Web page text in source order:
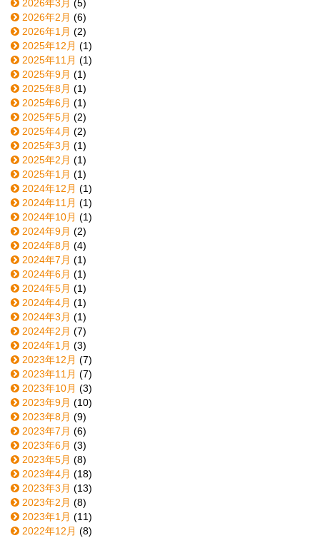
2026年3月 (5)
2026年2月 (6)
2026年1月 (2)
2025年12月 (1)
2025年11月 (1)
2025年9月 (1)
2025年8月 (1)
2025年6月 (1)
2025年5月 (2)
2025年4月 (2)
2025年3月 (1)
2025年2月 (1)
2025年1月 (1)
2024年12月 (1)
2024年11月 (1)
2024年10月 (1)
2024年9月 (2)
2024年8月 (4)
2024年7月 (1)
2024年6月 (1)
2024年5月 (1)
2024年4月 (1)
2024年3月 (1)
2024年2月 (7)
2024年1月 (3)
2023年12月 (7)
2023年11月 (7)
2023年10月 (3)
2023年9月 (10)
2023年8月 (9)
2023年7月 (6)
2023年6月 (3)
2023年5月 (8)
2023年4月 (18)
2023年3月 (13)
2023年2月 (8)
2023年1月 (11)
2022年12月 (8)